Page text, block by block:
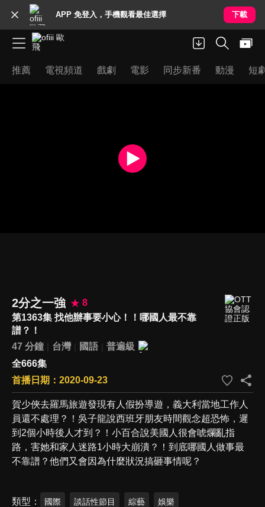
APP 免登入，手機觀看最佳選擇 下載
推薦 電視頻道 戲劇 電影 同步新番 動漫 短
2分之一強
8
第1363集 找他辦事要小心！！哪國人最不靠
譜？！
47 分鐘
台灣 國語
普遍級
全666集
首播日期：2020-09-23
賀少俠去羅馬旅遊發現有人假扮導遊，義大利當地工作人
員還不處理？！吳子龍說西班牙朋友時間觀念超恐怖，遲
到2個小時後人才到？！小百合說美國人很會唬爛亂指
路，害她和家人迷路1小時大崩潰？！到底哪國人做事最
不靠譜？他們又會因為什麼狀況搞砸事情呢？
類型 國際 談話性節目 綜藝 娛樂